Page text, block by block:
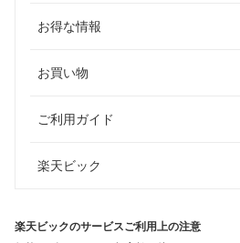
お得な情報
お買い物
ご利用ガイド
楽天ビック
楽天ビックのサービスご利用上の注意